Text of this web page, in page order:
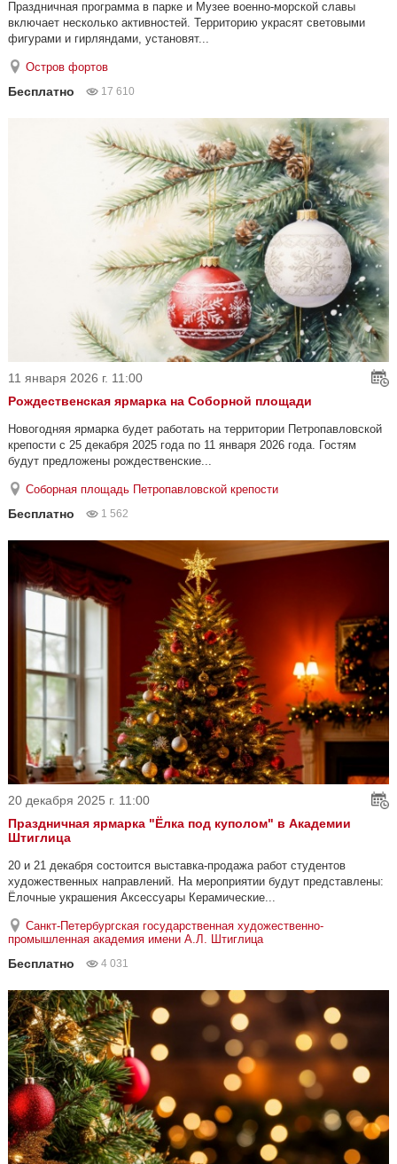
Праздничная программа в парке и Музее военно-морской славы
включает несколько активностей. Территорию украсят световыми
фигурами и гирляндами, установят...
Остров фортов
Бесплатно 17 610
11 января 2026 г. 11:00
Рождественская ярмарка на Соборной площади
Новогодняя ярмарка будет работать на территории Петропавловской
крепости с 25 декабря 2025 года по 11 января 2026 года. Гостям
будут предложены рождественские...
Соборная площадь Петропавловской крепости
Бесплатно 1 562
20 декабря 2025 г. 11:00
Праздничная ярмарка "Ёлка под куполом" в Академии
Штиглица
20 и 21 декабря состоится выставка-продажа работ студентов
художественных направлений. На мероприятии будут представлены:
Ёлочные украшения Аксессуары Керамические...
Санкт-Петербургская государственная художественно-
промышленная академия имени А.Л. Штиглица
Бесплатно 4 031